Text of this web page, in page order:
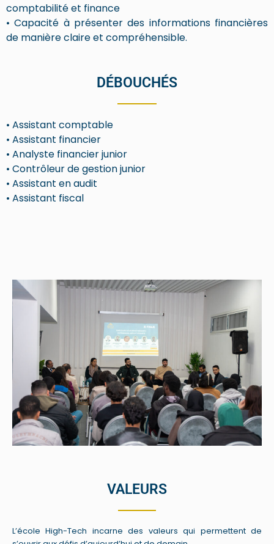
comptabilité et finance
• Capacité à présenter des informations financières
de manière claire et compréhensible.
DÉBOUCHÉS
• Assistant comptable
• Assistant financier
• Analyste financier junior
• Contrôleur de gestion junior
• Assistant en audit
• Assistant fiscal
VALEURS
L’école High-Tech incarne des valeurs qui permettent de